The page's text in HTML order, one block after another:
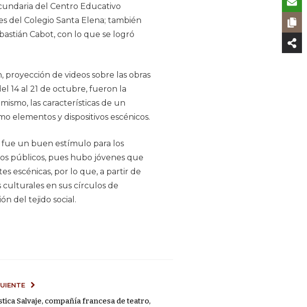
del Centro Educativo
del Colegio Santa Elena; también
Cabot, con lo que se logró
proyección de videos sobre las obras
14 al 21 de octubre, fueron la
las características de un
elementos y dispositivos escénicos.
fue un buen estímulo para los
públicos, pues hubo jóvenes que
escénicas, por lo que, a partir de
culturales en sus círculos de
del tejido social.
Salvaje, compañía francesa de teatro,